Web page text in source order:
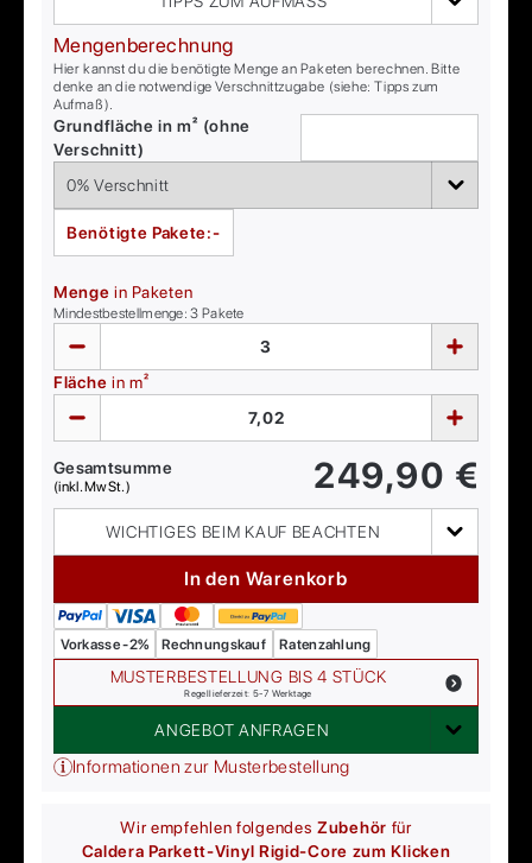
Mengenberechnung
Hier kannst du die benötigte Menge an Paketen berechnen. Bitte
denke an die notwendige Verschnittzugabe (siehe: Tipps zum
Aufmaß).
Grundfläche in m² (ohne
Verschnitt)
Benötigte Pakete:-
Menge in Paketen
Mindestbestellmenge:3 Pakete
Fläche in m²
Gesamtsumme
(inkl. MwSt.) 249,90 €
WICHTIGES BEIM KAUF BEACHTEN
In den Warenkorb
Vorkasse -2% Rechnungskauf Ratenzahlung
MUSTERBESTELLUNG BIS 4 STÜCK
Regellieferzeit: 5-7 Werktage
ANGEBOT ANFRAGEN
Informationen zur Musterbestellung
Wir empfehlen folgendesZubehör für
Caldera Parkett-Vinyl Rigid-Core zum Klicken